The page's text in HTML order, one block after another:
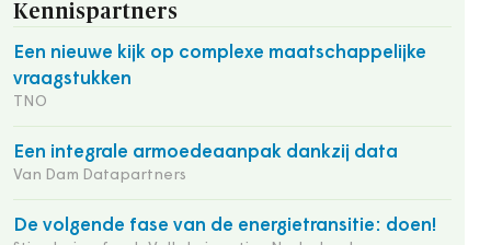
Kennispartners
Een nieuwe kijk op complexe maatschappelijke
vraagstukken
TNO
Een integrale armoedeaanpak dankzij data
Van Dam Datapartners
De volgende fase van de energietransitie: doen!